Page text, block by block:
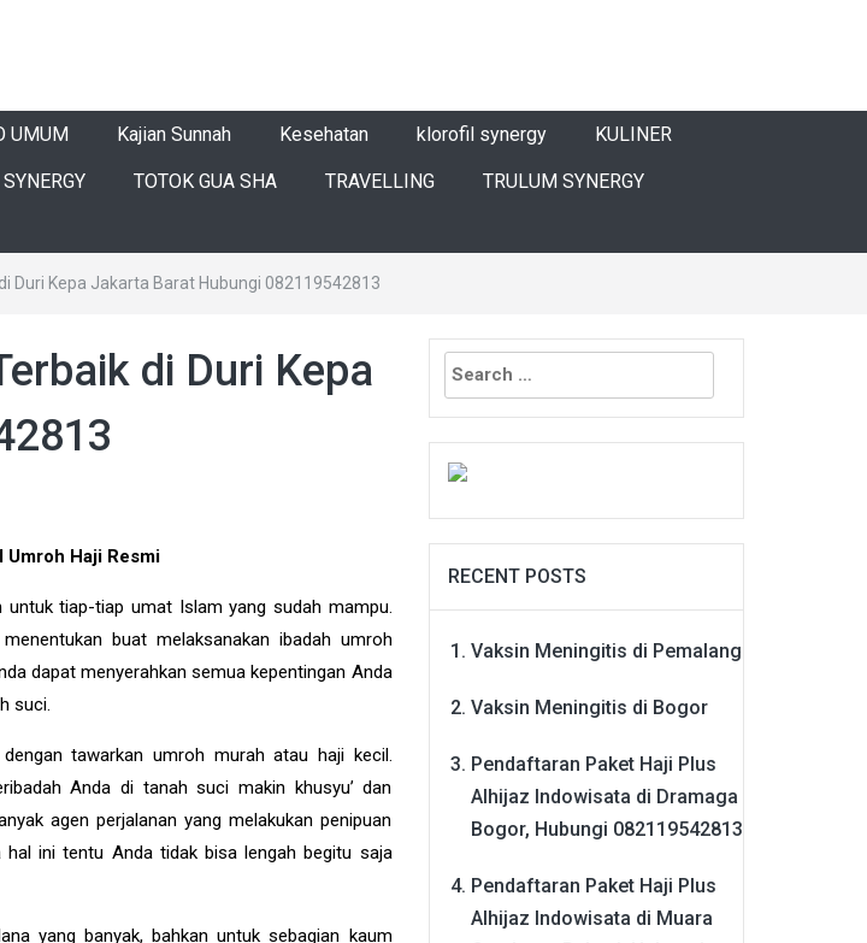
UMUM Kajian Sunnah Kesehatan klorofil synergy KULINER
TOTOK GUA SHA TRAVELLING TRULUM SYNERGY
Duri Kepa Jakarta Barat Hubungi 082119542813
di Duri Kepa
Umroh Haji Resmi
tiap-tiap umat Islam yang sudah mampu.
buat melaksanakan ibadah umroh
dapat menyerahkan semua kepentingan Anda
suci.
tawarkan umroh murah atau haji kecil.
Anda di tanah suci makin khusyu’ dan
agen perjalanan yang melakukan penipuan
hal ini tentu Anda tidak bisa lengah begitu saja
yang banyak, bahkan untuk sebagian kaum
Search
for:
RECENT POSTS
Vaksin Meningitis di Pemalang
Vaksin Meningitis di Bogor
Pendaftaran Paket Haji Plus
Alhijaz Indowisata di Dramaga
Bogor, Hubungi 082119542813
Pendaftaran Paket Haji Plus
Alhijaz Indowisata di Muara